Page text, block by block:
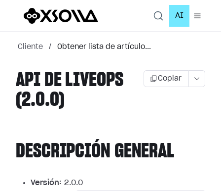
AI
Cliente / Obtener lista de artículo...
API DE LIVEOPS
(2.0.0)
Copiar
DESCRIPCIÓN GENERAL
Versión: 2.0.0